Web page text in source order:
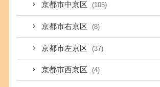
京都市中京区 (105)
京都市右京区 (8)
京都市左京区 (37)
京都市西京区 (4)